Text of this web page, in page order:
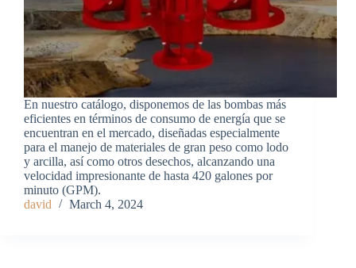
En nuestro catálogo, disponemos de las bombas más
eficientes en términos de consumo de energía que se
encuentran en el mercado, diseñadas especialmente
para el manejo de materiales de gran peso como lodo
y arcilla, así como otros desechos, alcanzando una
velocidad impresionante de hasta 420 galones por
minuto (GPM).
david
March 4, 2024